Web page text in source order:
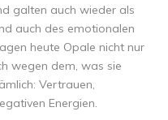
galten auch wieder als
auch des emotionalen
heute Opale nicht nur
wegen dem, was sie
Vertrauen,
Energien.